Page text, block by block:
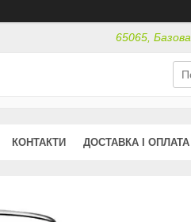
65065,
КОНТАКТИ ДОСТАВКА І ОПЛАТА